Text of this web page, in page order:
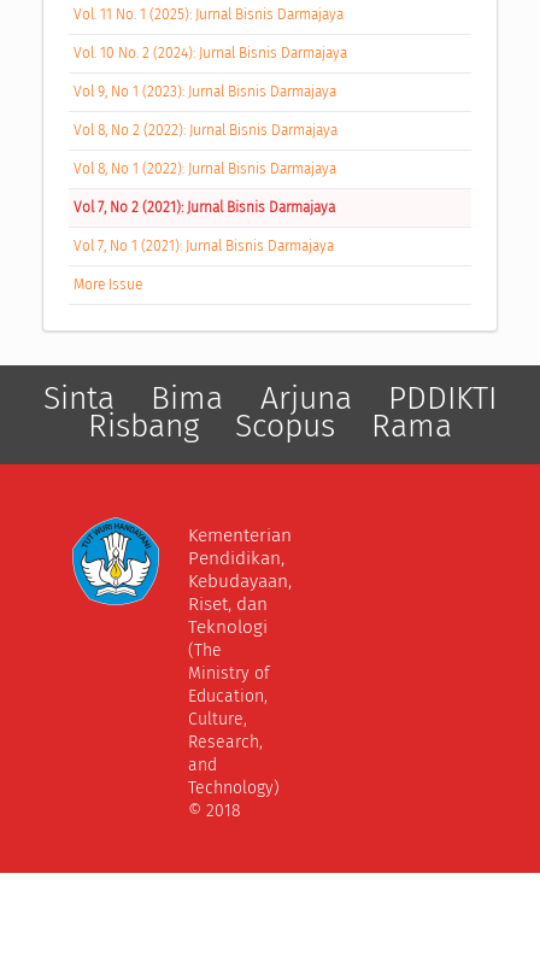
Vol. 11 No. 1 (2025): Jurnal Bisnis Darmajaya
Vol. 10 No. 2 (2024): Jurnal Bisnis Darmajaya
Vol 9, No 1 (2023): Jurnal Bisnis Darmajaya
Vol 8, No 2 (2022): Jurnal Bisnis Darmajaya
Vol 8, No 1 (2022): Jurnal Bisnis Darmajaya
Vol 7, No 2 (2021): Jurnal Bisnis Darmajaya
Vol 7, No 1 (2021): Jurnal Bisnis Darmajaya
More Issue
Sinta Bima Arjuna PDDIKTI
Risbang Scopus Rama
Kementerian
Pendidikan,
Kebudayaan,
Riset, dan
Teknologi
(The
Ministry of
Education,
Culture,
Research,
and
Technology)
© 2018